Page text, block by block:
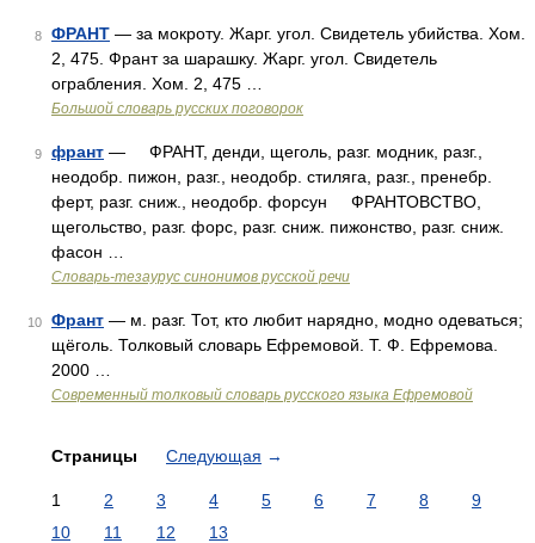
8 ФРАНТ — за мокроту. Жарг. угол. Свидетель убийства. Хом.
2, 475. Франт за шарашку. Жарг. угол. Свидетель
ограбления. Хом. 2, 475 …
Большой словарь русских поговорок
9 франт — ФРАНТ, денди, щеголь, разг. модник, разг.,
неодобр. пижон, разг., неодобр. стиляга, разг., пренебр.
ферт, разг. сниж., неодобр. форсун ФРАНТОВСТВО,
щегольство, разг. форс, разг. сниж. пижонство, разг. сниж.
фасон …
Словарь-тезаурус синонимов русской речи
10 Франт — м. разг. Тот, кто любит нарядно, модно одеваться;
щёголь. Толковый словарь Ефремовой. Т. Ф. Ефремова.
2000 …
Современный толковый словарь русского языка Ефремовой
Страницы Следующая →
1 2 3 4 5 6 7 8
9
10
11 12 13